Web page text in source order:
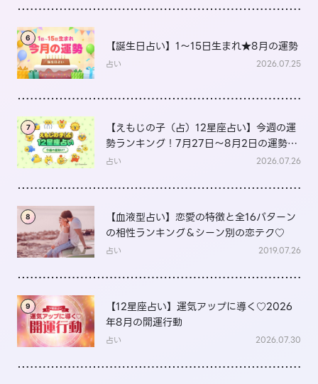
6
【誕生日占い】1～15日生まれ★8月の運勢
占い 2026.07.25
7
【えもじの子（占）12星座占い】今週の運
勢ランキング！7月27日～8月2日の運勢
は？
占い 2026.07.26
8
【血液型占い】恋愛の特徴と全16パターン
の相性ランキング＆シーン別の恋テク♡
占い 2019.07.26
9
【12星座占い】運気アップに導く♡2026
年8月の開運行動
占い 2026.07.30